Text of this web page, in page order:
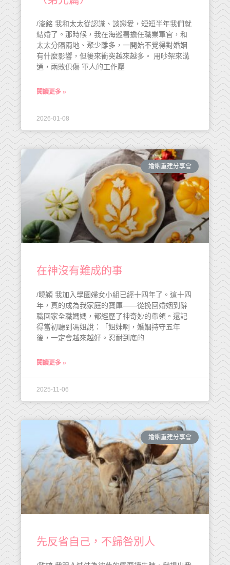
/浚銘 我和太太從認識、談戀愛，短短半年我們就
結婚了。那時候，我在海巡署擔任職業軍官，和
太太分隔兩地、聚少離多，一開始不覺得對婚姻
有什麼影響，但後來衝突越來越多。 用吵架來溝
通，兩敗俱傷 軍人的工作壓
閱讀更多 »
2026-01-08
婚姻重建分享會
在神沒有難成的事
/曉穎 我加入學園婦女小組已經十四年了。這十四
年，真的成為我家庭的寶庫——從挽回婚姻到辭
職回家全職媽媽，都經歷了神奇妙的帶領。還記
得當初聽到馮姐說：「姐妹啊，婚姻持守五年
後，一定會越來越好。忍耐到底的
閱讀更多 »
2025-11-06
婚姻重建分享會
先反省自己，不歸咎別人